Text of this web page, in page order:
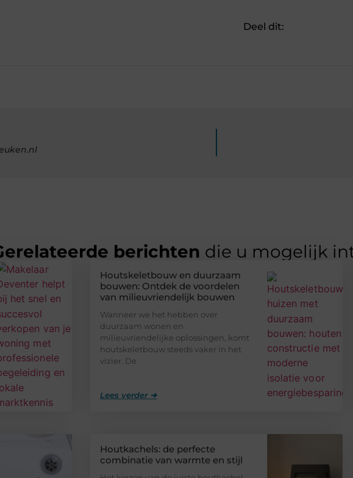
Deel dit:
berichten die u mogelijk
Houtskeletbouw en duurzaam
bouwen: Ontdek de voordelen
van milieuvriendelijk bouwen
Wanneer we het hebben over
duurzaam wonen en
milieuvriendelijke oplossingen, komt
houtskeletbouw steeds vaker in het
vizier. De
Lees verder ➜
Houtkachels: de perfecte
combinatie van warmte en stijl